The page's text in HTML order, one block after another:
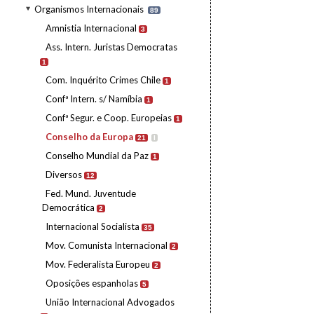
Organismos Internacionais 89
Amnistia Internacional 3
Ass. Intern. Juristas Democratas
1
Com. Inquérito Crimes Chile 1
Confª Intern. s/ Namíbia 1
Confª Segur. e Coop. Europeias 1
Conselho da Europa 21 I
Conselho Mundial da Paz 1
Diversos 12
Fed. Mund. Juventude
Democrática
2
Internacional Socialista 35
Mov. Comunista Internacional 2
Mov. Federalista Europeu 2
Oposições espanholas 5
União Internacional Advogados